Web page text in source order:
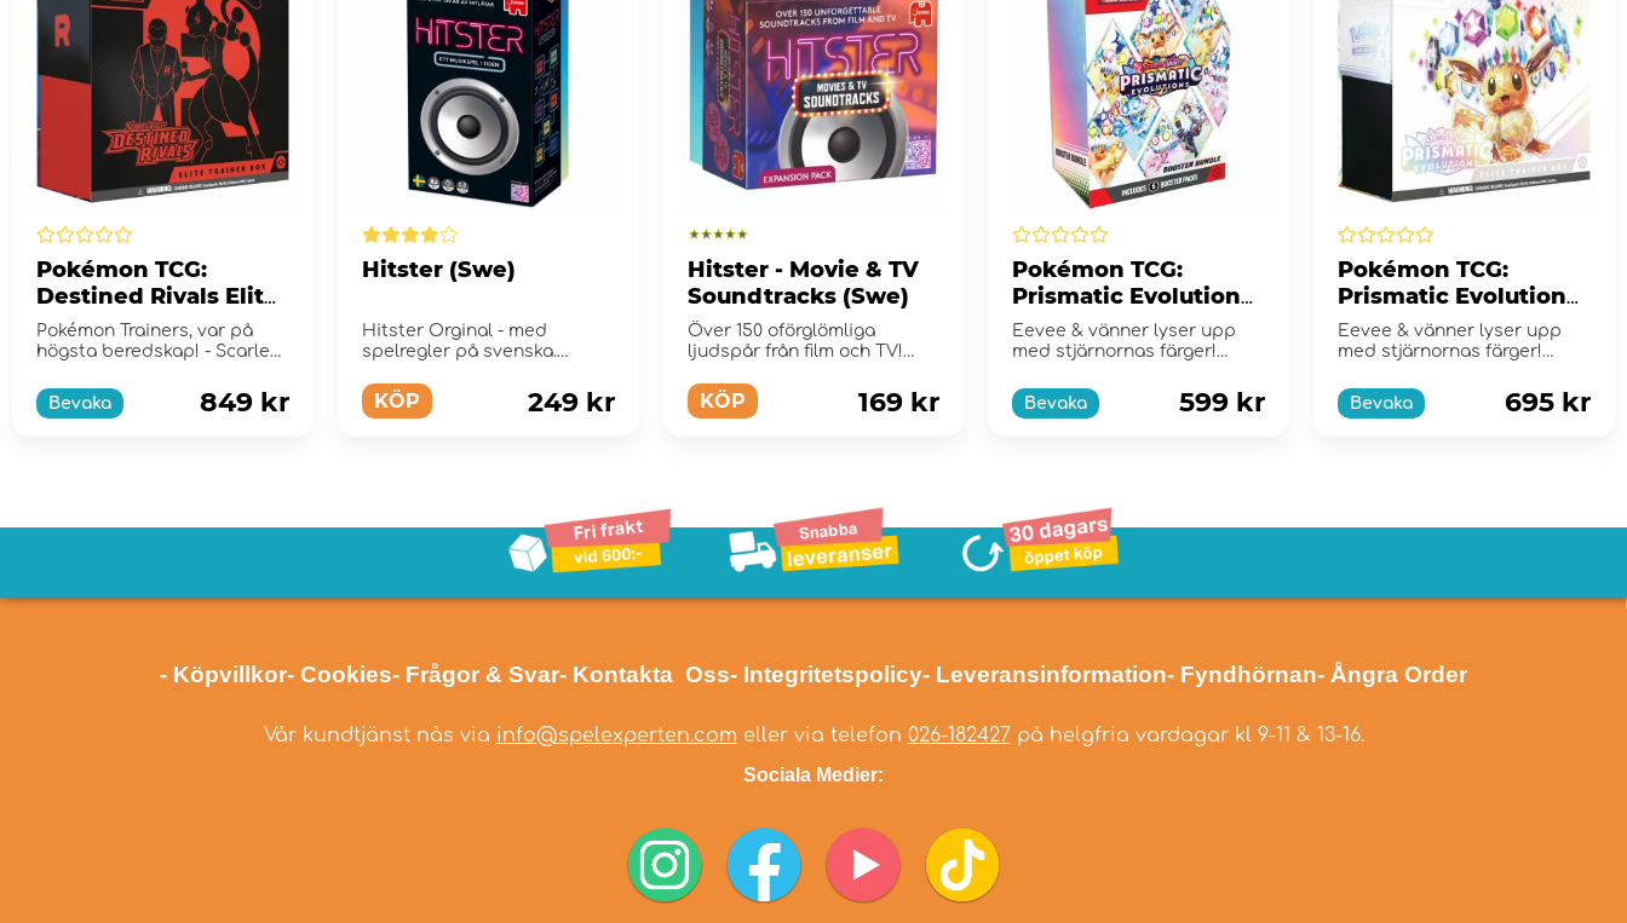
Pokémon TCG:
Destined Rivals Elite
Trainer Box
Pokémon Trainers, var på
högsta beredskap! - Scarlet
Bevaka
849 kr
Hitster (Swe)
Hitster Orginal - med
spelregler på svenska.
KÖP 249 kr
Hitster - Movie & TV
Soundtracks (Swe)
Över 150 oförglömliga
ljudspår från film och TV!
KÖP 169 kr
Pokémon TCG:
Prismatic Evolutions
Booster Bundle
Eevee & vänner lyser upp
med stjärnornas färger!
Bevaka
599 kr
Pokémon TCG:
Prismatic Evolutions
Elite Trainer Box
Eevee & vänner lyser upp
med stjärnornas färger!
Bevaka
695 kr
- Köpvillkor- Cookies- Frågor & Svar- Kontakta Oss- Integritetspolicy- Leveransinformation- Fyndhörnan- Ångra Order
Vår kundtjänst nås via info@spelexperten.com eller via telefon 026-182427på helgfria vardagar kl 9-11 & 13-16.
Sociala Medier: